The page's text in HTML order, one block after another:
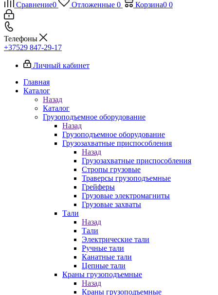
Сравнение0 Отложенные 0 Корзина0 0
Телефоны
+37529 847-29-17‬
Личный кабинет
Главная
Каталог
Назад
Каталог
Грузоподъемное оборудование
Назад
Грузоподъемное оборудование
Грузозахватные приспособления
Назад
Грузозахватные приспособления
Стропы грузовые
Траверсы грузоподъемные
Грейферы
Грузовые электромагниты
Грузовые захваты
Тали
Назад
Тали
Электрические тали
Ручные тали
Канатные тали
Цепные тали
Краны грузоподъемные
Назад
Краны грузоподъемные